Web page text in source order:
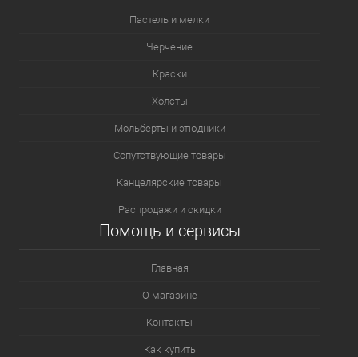
Пастель и мелки
Черчение
Краски
Холсты
Мольберты и этюдники
Сопутствующие товары
Канцелярские товары
Распродажи и скидки
Помощь и сервисы
Главная
О магазине
Контакты
Как купить